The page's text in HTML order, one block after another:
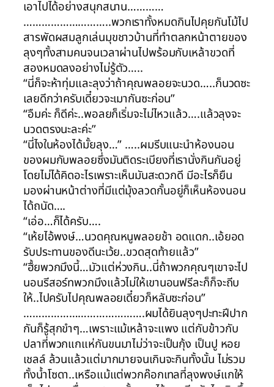
เอาไปได้อย่างสนุกสนาน…………
………………………..พวกเราทั้งหมดกินไปคุยกันโม้ไป
สารพัดผสมลูกเล่นมุขชาวบ้านที่ทำตลกหน้าตายของ
ลุงๆทั้งสามคนจนเวลาผ่านไปพร้อมกับเหล้าขวดที่
สองหมดลงอย่างไม่รู้ตัว…..
“นี่ก็จะห้าทุ่มและลุงว่าถ้าคุณพลอยจะนวด…..ก็นวดซะ
เลยดีกว่าครับเดี๋ยวจะเมากันซะก่อน”
“อืมค่ะ ก็ดีค่ะ..พอลยก็เริ่มจะไม่ไหวแล้ว….แล้วลุงจะ
นวดตรงนะละค่ะ”
“นี่ไงในห้องได้มั้ยลุง…” …..ผมรีบแนะนำห้องนอน
ของผมกับพลอยซึ่งมันติดระเบียงที่เรานั่งกินกันอยู่
โดยไม่ได้คิดอะไรเพราะเห็นมันสะดวกดี มีอะไรก็ยืน
มองผ่านหน้าต่างที่มีแต่มุ้งลวดกั้นอยู่ก็เห็นห้องนอน
ได้ถนัด….
“เอ่อ…ก็ได้ครับ….
“เห้ยไอ้พงษ์…นวดคุณหนูพลอยช้า อดแดก..เอ้ยอด
รับประทานของดีนะเว้ย..ขวดสุดท้ายแล้ว”
“ฮื้ยพวกมึงนี้…มัวแต่ห่วงกิน..นี่ถ้าพวกคุณๆเขาจะไป
นอนรีสอร์ทพวกมึงแล้วไม่ให้เขานอนฟรีละก็ก็จะถีบ
ให้..ไปครับไปคุณพลอยเดี๋ยวก็หลับซะก่อน”
………………………………….ผมได้ยินลุงๆปะทะฝีปาก
กันก็รู้สุกขำๆ…เพราะแม้เหล้าจะแพง แต่กับข้าวกับ
ปลาที่พวกแกแห่กันขนมาไม่ว่าจะเป็นกุ้ง เป็นปู หอย
เชลล์ ล้วนแล้วแต่มากมายจนเกินจะกินทั้งนั้น ไม่รวม
ทั้งน้ำโซดา..เหรือแม้แต่พวกค๊อกเทลที่ลุงพงษ์แกให้